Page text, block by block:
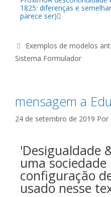
1825: diferenças e
parece ser)
Exemplos de modelos
Sistema Formulador
mensagem a
24 de setembro de 2019 Por
'Desigualdade
uma
configuração
usado nesse